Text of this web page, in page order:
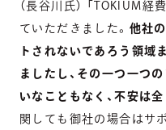
（長谷川氏） 「TOKIUM
ていただきました。 他社
トされないであろう領域
ましたし、その一つ一つ
いなこともなく、不安は
関しても御社の場合はサ